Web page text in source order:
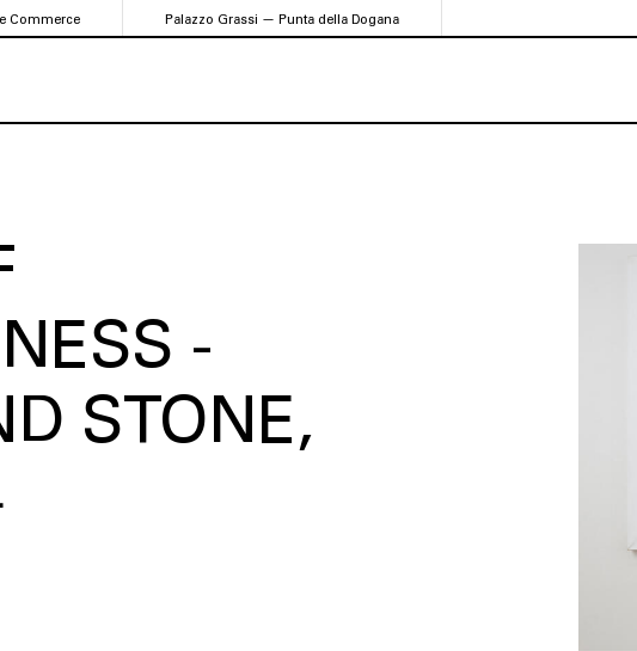
Commerce Palazzo Grassi — Punta della Dogana
-
STONE